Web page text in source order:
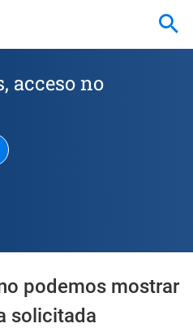
acceso no
podemos mostrar
solicitada